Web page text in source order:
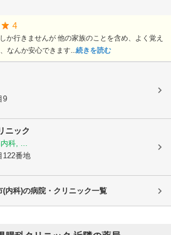
4
か行きませんが 他の家族のことを含め、よく覚え
なんか安心できます...続きを読む
9
ニック
科, ...
122番地
(内科)の病院・クリニック一覧